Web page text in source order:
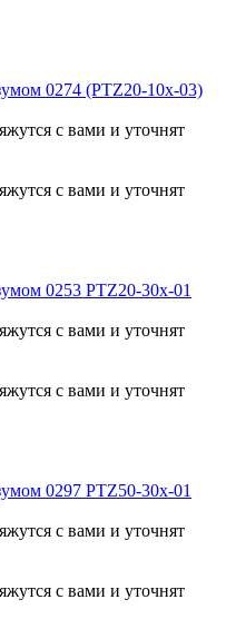
0274 (PTZ20-10x-03)
с вами и уточнят
с вами и уточнят
0253 PTZ20-30x-01
с вами и уточнят
с вами и уточнят
0297 PTZ50-30x-01
с вами и уточнят
с вами и уточнят